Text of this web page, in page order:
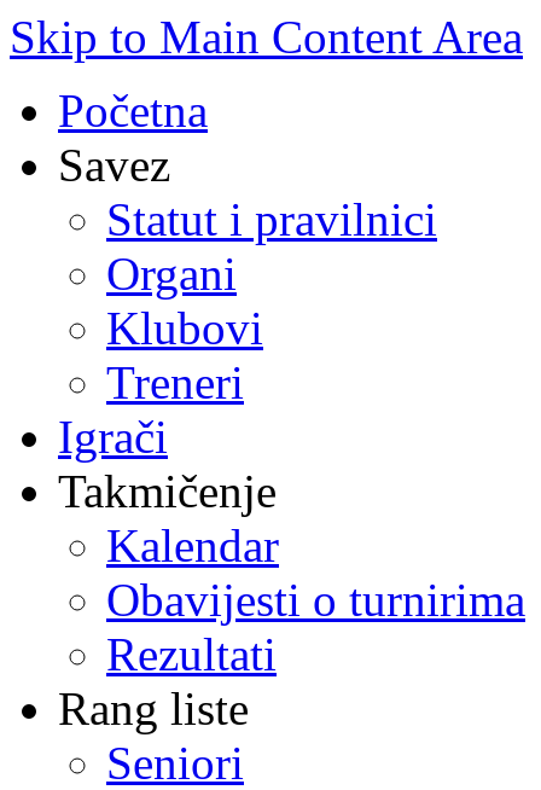
Skip to Main Content Area
Početna
Savez
Statut i pravilnici
Organi
Klubovi
Treneri
Igrači
Takmičenje
Kalendar
Obavijesti o turnirima
Rezultati
Rang liste
Seniori